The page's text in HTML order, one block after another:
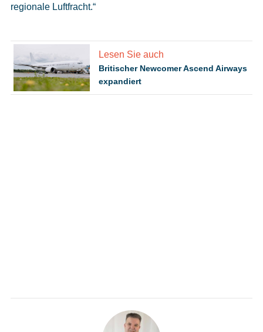
regionale Luftfracht.“
Lesen Sie auch
Britischer Newcomer Ascend Airways
expandiert